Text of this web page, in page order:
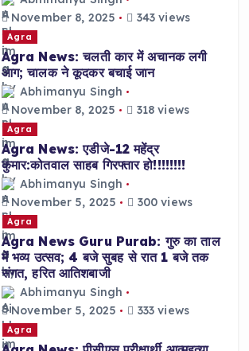
November 8, 2025
343 views
Agra
Agra News: चलती कार में अचानक लगी
आग; चालक ने कूदकर बचाई जान
Abhimanyu Singh
November 8, 2025
318 views
Agra
Agra News: एडीजे-12 महेंद्र
कुमार:कोतवाल साहब गिरफ्तार हो!!!!!!!!
Abhimanyu Singh
November 5, 2025
300 views
Agra
Agra News Guru Purab: गुरु का ताल
में भव्य उत्सव; 4 बजे सुबह से रात 1 बजे तक
संगत, हरित आतिशबाजी
Abhimanyu Singh
November 5, 2025
333 views
Agra